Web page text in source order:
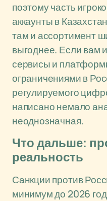
поэтому часть
аккаунты в
там и ассортимент
выгоднее. Если вам
сервисы и
ограничениями в
регулируемого
написано немало
неоднозначная.
Что дальше:
реальность
Санкции против
минимум до 2026